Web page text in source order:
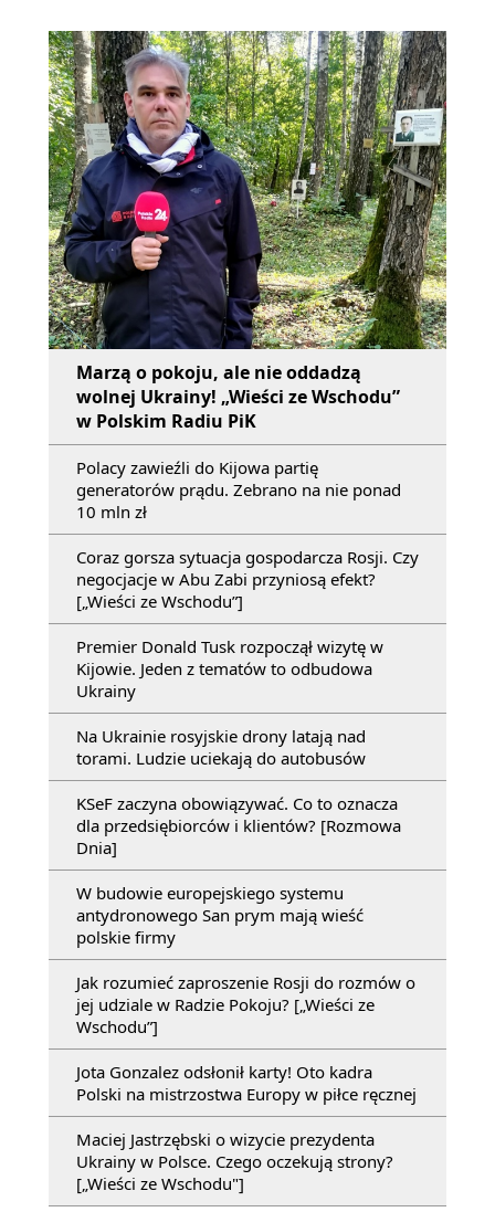
Marzą o pokoju, ale nie oddadzą
wolnej Ukrainy! „Wieści ze Wschodu”
w Polskim Radiu PiK
Polacy zawieźli do Kijowa partię
generatorów prądu. Zebrano na nie ponad
10 mln zł
Coraz gorsza sytuacja gospodarcza Rosji. Czy
negocjacje w Abu Zabi przyniosą efekt?
[„Wieści ze Wschodu”]
Premier Donald Tusk rozpoczął wizytę w
Kijowie. Jeden z tematów to odbudowa
Ukrainy
Na Ukrainie rosyjskie drony latają nad
torami. Ludzie uciekają do autobusów
KSeF zaczyna obowiązywać. Co to oznacza
dla przedsiębiorców i klientów? [Rozmowa
Dnia]
W budowie europejskiego systemu
antydronowego San prym mają wieść
polskie firmy
Jak rozumieć zaproszenie Rosji do rozmów o
jej udziale w Radzie Pokoju? [„Wieści ze
Wschodu”]
Jota Gonzalez odsłonił karty! Oto kadra
Polski na mistrzostwa Europy w piłce ręcznej
Maciej Jastrzębski o wizycie prezydenta
Ukrainy w Polsce. Czego oczekują strony?
[„Wieści ze Wschodu"]